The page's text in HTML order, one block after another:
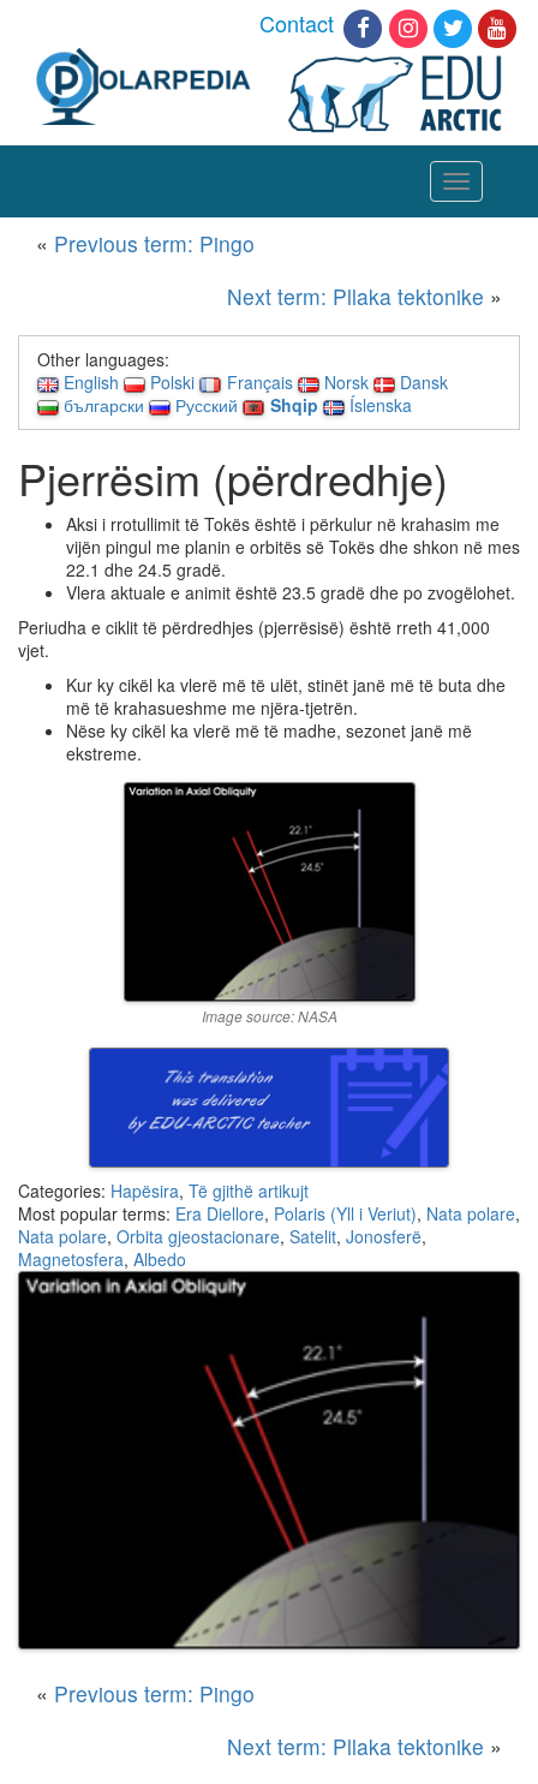
Contact
Toggle
navigation
« Previous term: Pingo
Next term: Pllaka tektonike »
Other languages:
English
Polski Français Norsk
Dansk
български
Русский Shqip Íslenska
Pjerrësim (përdredhje)
Aksi i rrotullimit të Tokës është i përkulur në krahasim me
vijën pingul me planin e orbitës së Tokës dhe shkon në mes
22.1 dhe 24.5 gradë.
Vlera aktuale e animit është 23.5 gradë dhe po zvogëlohet.
Periudha e ciklit të përdredhjes (pjerrësisë) është rreth 41,000
vjet.
Kur ky cikël ka vlerë më të ulët, stinët janë më të buta dhe
më të krahasueshme me njëra-tjetrën.
Nëse ky cikël ka vlerë më të madhe, sezonet janë më
ekstreme.
Image source: NASA
Categories: Hapësira, Të gjithë artikujt
Most popular terms: Era Diellore, Polaris (Yll i Veriut), Nata polare,
Nata polare, Orbita gjeostacionare, Satelit, Jonosferë,
Magnetosfera, Albedo
« Previous term: Pingo
Next term: Pllaka tektonike »